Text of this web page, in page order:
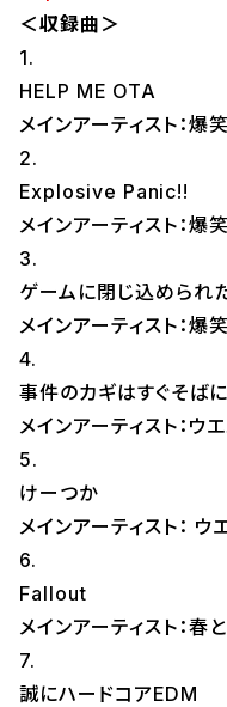
＜収録曲＞
1.
HELP ME OTA
メインアーティスト：
2.
Explosive Panic!!
メインアーティスト：
3.
ゲームに閉じ込められた
メインアーティスト：爆
4.
事件のカギはすぐそば
メインアーティスト：ウ
5.
けーつか
メインアーティスト：
6.
Fallout
メインアーティスト：
7.
誠にハードコアEDM